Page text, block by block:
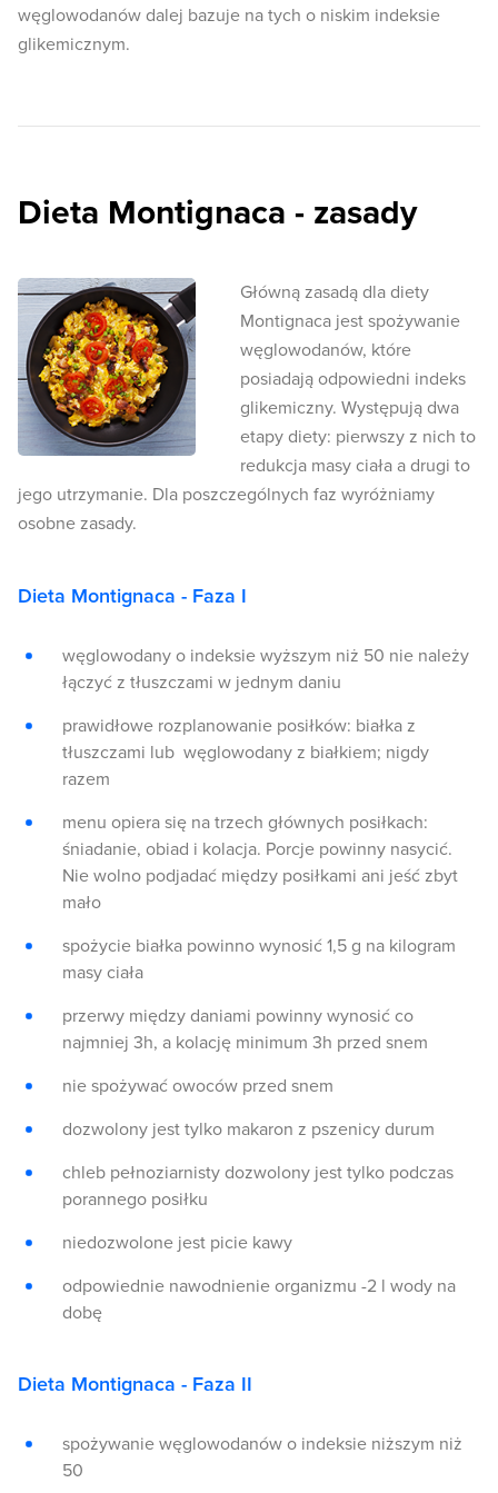
węglowodanów dalej bazuje na tych o niskim indeksie
glikemicznym.
Dieta Montignaca - zasady
Główną zasadą dla diety
Montignaca jest spożywanie
węglowodanów, które
posiadają odpowiedni indeks
glikemiczny. Występują dwa
etapy diety: pierwszy z nich to
redukcja masy ciała a drugi to
jego utrzymanie. Dla poszczególnych faz wyróżniamy
osobne zasady.
Dieta Montignaca - Faza I
węglowodany o indeksie wyższym niż 50 nie należy
łączyć z tłuszczami w jednym daniu
prawidłowe rozplanowanie posiłków: białka z
tłuszczami lub węglowodany z białkiem; nigdy
razem
menu opiera się na trzech głównych posiłkach:
śniadanie, obiad i kolacja. Porcje powinny nasycić.
Nie wolno podjadać między posiłkami ani jeść zbyt
mało
spożycie białka powinno wynosić 1,5 g na kilogram
masy ciała
przerwy między daniami powinny wynosić co
najmniej 3h, a kolację minimum 3h przed snem
nie spożywać owoców przed snem
dozwolony jest tylko makaron z pszenicy durum
chleb pełnoziarnisty dozwolony jest tylko podczas
porannego posiłku
niedozwolone jest picie kawy
odpowiednie nawodnienie organizmu -2 l wody na
dobę
Dieta Montignaca - Faza II
spożywanie węglowodanów o indeksie niższym niż
50